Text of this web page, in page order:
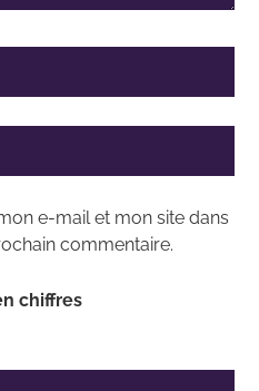
e-mail et mon site dans
commentaire.
chiffres